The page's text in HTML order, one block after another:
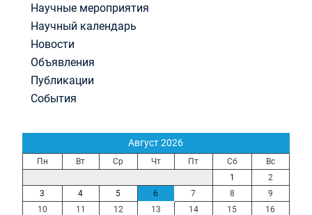
Научные мероприятия
Научный календарь
Новости
Объявления
Публикации
События
Август 2026
Пн Вт Ср Чт Пт Сб
Вс
1
2
3
4 5 6 7 8
9
10
11 12 13 14 15
16